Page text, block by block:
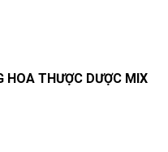
HOA THƯỢC DƯỢC MIX